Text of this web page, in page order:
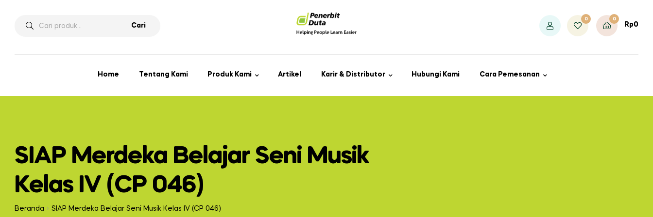
Pencarian
Cari
0 0
Rp0
Home Tentang Kami Produk Kami Artikel Karir & Distributor Hubungi Kami Cara Pemesanan
SIAP Merdeka Belajar Seni Musik
Kelas IV (CP 046)
Beranda SIAP Merdeka Belajar Seni Musik Kelas IV (CP 046)